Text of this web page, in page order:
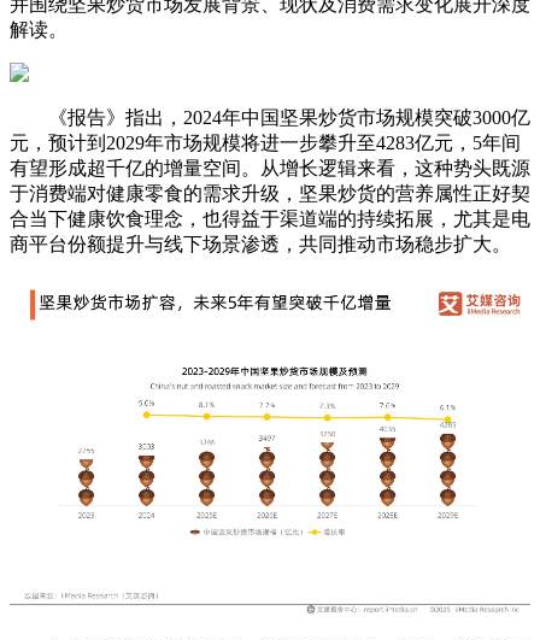
并围绕坚果炒货市场发展背景、现状及消费需求变化展开深度
解读。
《报告》指出，2024年中国坚果炒货市场规模突破3000亿
元，预计到2029年市场规模将进一步攀升至4283亿元，5年间
有望形成超千亿的增量空间。从增长逻辑来看，这种势头既源
于消费端对健康零食的需求升级，坚果炒货的营养属性正好契
合当下健康饮食理念，也得益于渠道端的持续拓展，尤其是电
商平台份额提升与线下场景渗透，共同推动市场稳步扩大。